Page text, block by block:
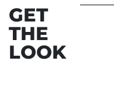
GET
THE
LOOK